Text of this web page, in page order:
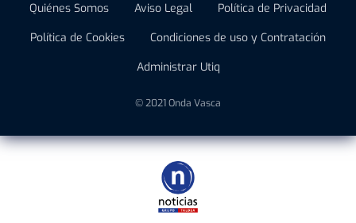
Quiénes Somos Aviso Legal
Política de Privacidad
Política de Cookies
Condiciones de uso y Contratación
Administrar Utiq
© 2021 Onda Vasca